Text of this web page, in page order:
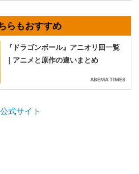
『ドラゴンボール』アニオリ回一覧
｜アニメと原作の違いまとめ
ABEMA TIMES
式サイト